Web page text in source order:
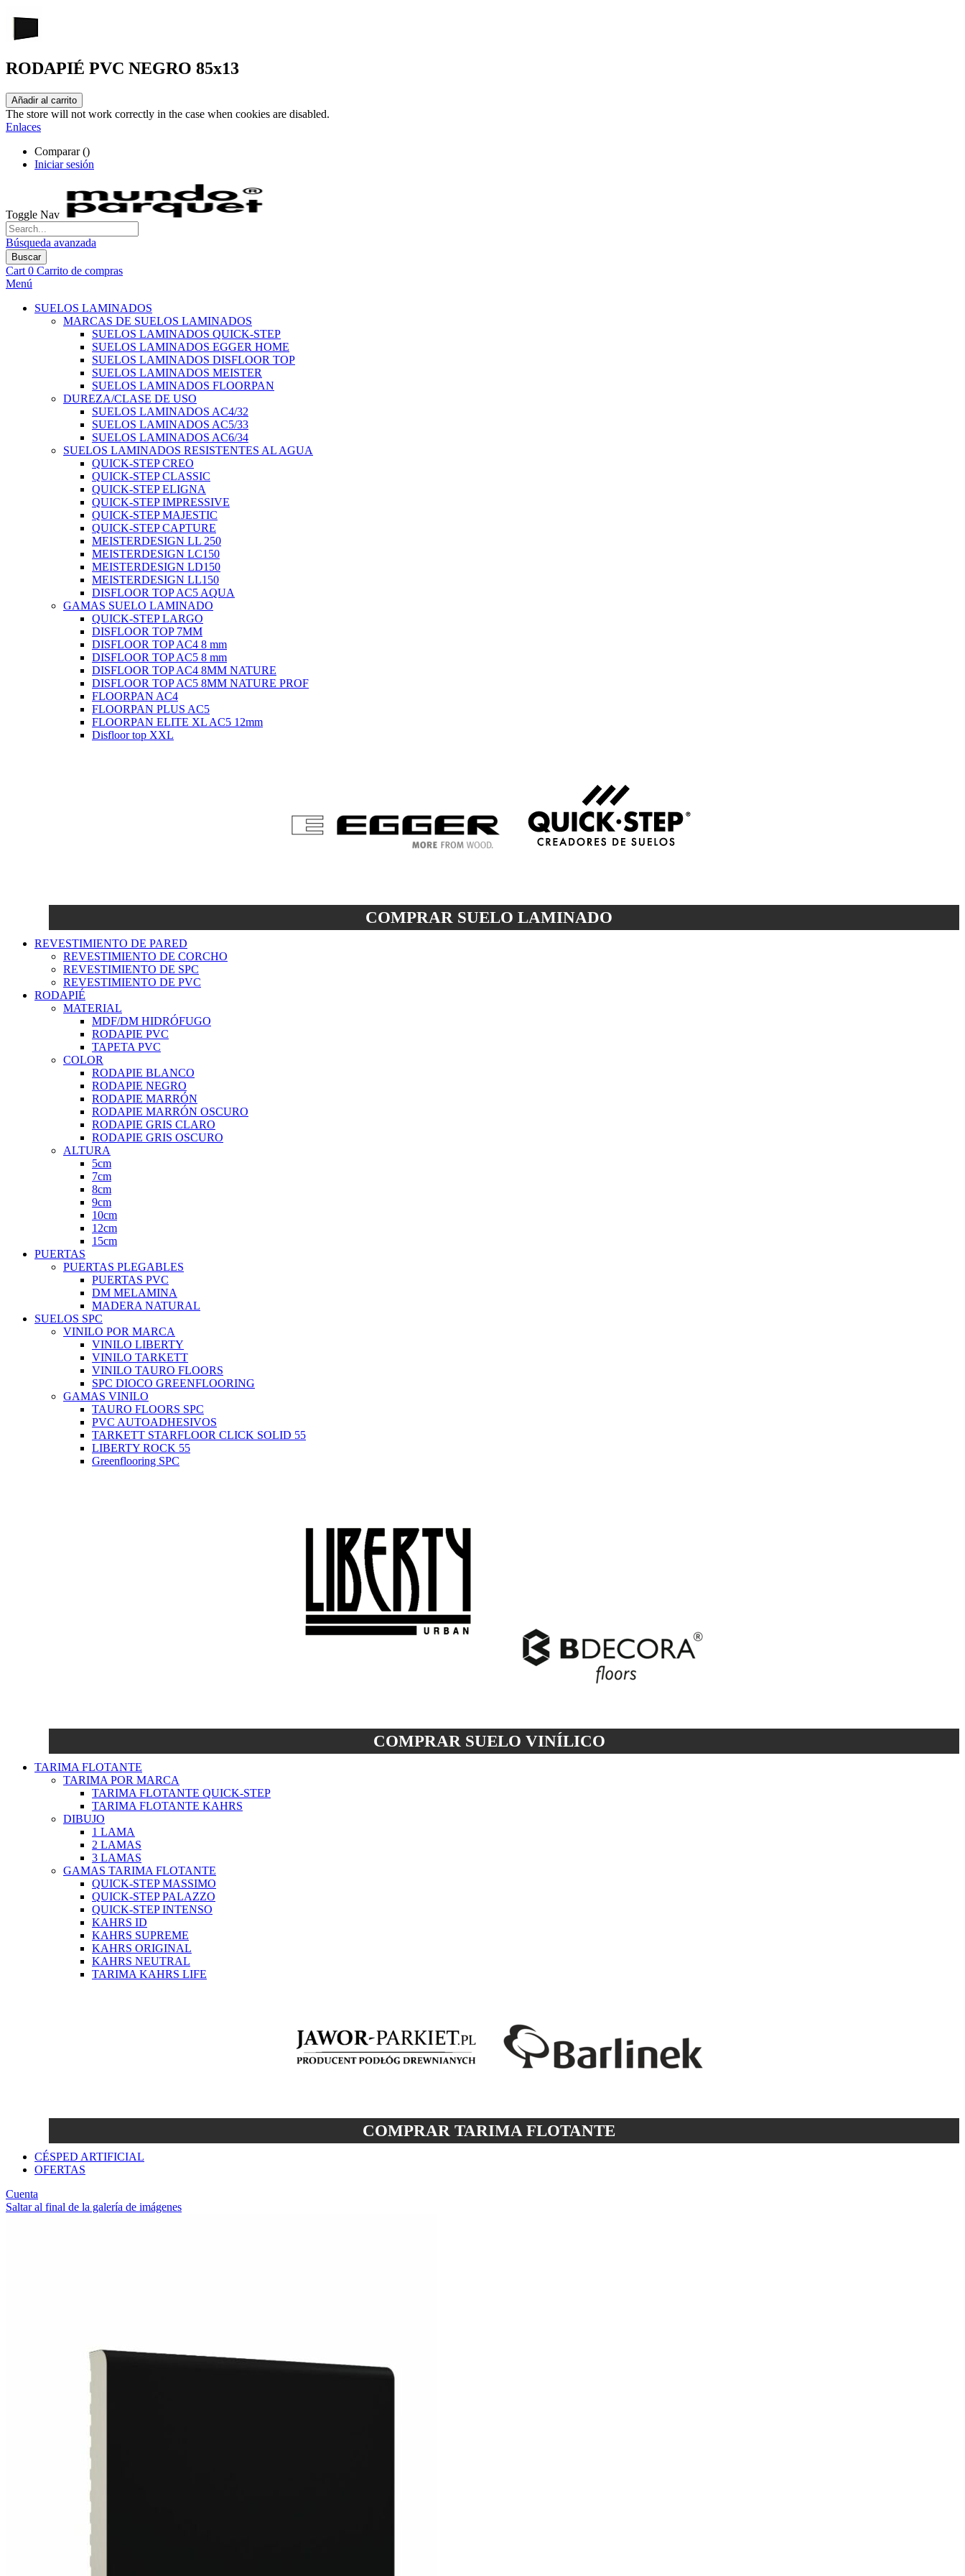
RODAPIÉ PVC NEGRO 85x13
Añadir al carrito
The store will not work correctly in the case when cookies are disabled.
Enlaces
Comparar ()
Iniciar sesión
Toggle Nav
Búsqueda avanzada
Buscar
Cart 0 Carrito de compras
Menú
SUELOS LAMINADOS
MARCAS DE SUELOS LAMINADOS
SUELOS LAMINADOS QUICK-STEP
SUELOS LAMINADOS EGGER HOME
SUELOS LAMINADOS DISFLOOR TOP
SUELOS LAMINADOS MEISTER
SUELOS LAMINADOS FLOORPAN
DUREZA/CLASE DE USO
SUELOS LAMINADOS AC4/32
SUELOS LAMINADOS AC5/33
SUELOS LAMINADOS AC6/34
SUELOS LAMINADOS RESISTENTES AL AGUA
QUICK-STEP CREO
QUICK-STEP CLASSIC
QUICK-STEP ELIGNA
QUICK-STEP IMPRESSIVE
QUICK-STEP MAJESTIC
QUICK-STEP CAPTURE
MEISTERDESIGN LL 250
MEISTERDESIGN LC150
MEISTERDESIGN LD150
MEISTERDESIGN LL150
DISFLOOR TOP AC5 AQUA
GAMAS SUELO LAMINADO
QUICK-STEP LARGO
DISFLOOR TOP 7MM
DISFLOOR TOP AC4 8 mm
DISFLOOR TOP AC5 8 mm
DISFLOOR TOP AC4 8MM NATURE
DISFLOOR TOP AC5 8MM NATURE PROF
FLOORPAN AC4
FLOORPAN PLUS AC5
FLOORPAN ELITE XL AC5 12mm
Disfloor top XXL
COMPRAR SUELO LAMINADO
REVESTIMIENTO DE PARED
REVESTIMIENTO DE CORCHO
REVESTIMIENTO DE SPC
REVESTIMIENTO DE PVC
RODAPIÉ
MATERIAL
MDF/DM HIDRÓFUGO
RODAPIE PVC
TAPETA PVC
COLOR
RODAPIE BLANCO
RODAPIE NEGRO
RODAPIE MARRÓN
RODAPIE MARRÓN OSCURO
RODAPIE GRIS CLARO
RODAPIE GRIS OSCURO
ALTURA
5cm
7cm
8cm
9cm
10cm
12cm
15cm
PUERTAS
PUERTAS PLEGABLES
PUERTAS PVC
DM MELAMINA
MADERA NATURAL
SUELOS SPC
VINILO POR MARCA
VINILO LIBERTY
VINILO TARKETT
VINILO TAURO FLOORS
SPC DIOCO GREENFLOORING
GAMAS VINILO
TAURO FLOORS SPC
PVC AUTOADHESIVOS
TARKETT STARFLOOR CLICK SOLID 55
LIBERTY ROCK 55
Greenflooring SPC
COMPRAR SUELO VINÍLICO
TARIMA FLOTANTE
TARIMA POR MARCA
TARIMA FLOTANTE QUICK-STEP
TARIMA FLOTANTE KAHRS
DIBUJO
1 LAMA
2 LAMAS
3 LAMAS
GAMAS TARIMA FLOTANTE
QUICK-STEP MASSIMO
QUICK-STEP PALAZZO
QUICK-STEP INTENSO
KAHRS ID
KAHRS SUPREME
KAHRS ORIGINAL
KAHRS NEUTRAL
TARIMA KAHRS LIFE
COMPRAR TARIMA FLOTANTE
CÉSPED ARTIFICIAL
OFERTAS
Cuenta
Saltar al final de la galería de imágenes